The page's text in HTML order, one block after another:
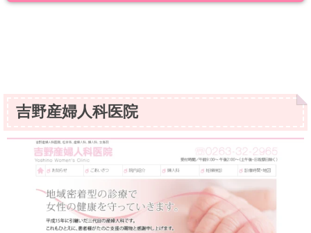
吉野産婦人科医院